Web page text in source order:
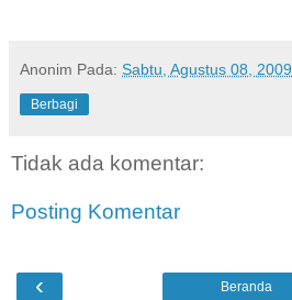
Anonim Pada: Sabtu, Agustus 08, 2009
Berbagi
Tidak ada komentar:
Posting Komentar
‹ Beranda